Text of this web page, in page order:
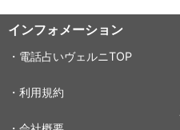
インフォメーション
・電話占いヴェルニTOP
・利用規約